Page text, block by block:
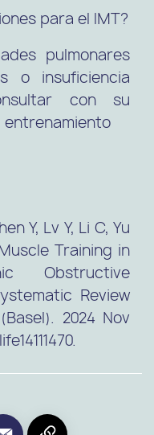
para el IMT?
pulmonares
o insuficiencia
con su
entrenamiento
Y, Lv Y, Li C, Yu
Training in
Obstructive
Review
2024 Nov